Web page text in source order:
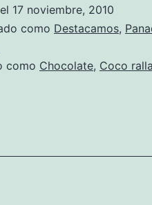
17 noviembre, 2010
como Destacamos,
como Chocolate, Coco